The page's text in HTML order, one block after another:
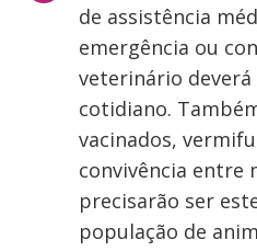
de assistência
emergência ou
veterinário
cotidiano.
vacinados,
convivência entre
precisarão ser
população de